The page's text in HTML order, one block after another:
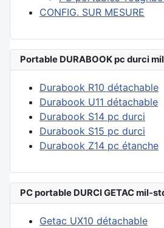
CONFIG. SUR MESURE
Portable DURABOOK pc durci
Durabook R10 détachable
Durabook U11 détachable
Durabook S14 pc durci
Durabook S15 pc durci
Durabook Z14 pc étanche
PC portable DURCI GETAC mil-
Getac UX10 détachable